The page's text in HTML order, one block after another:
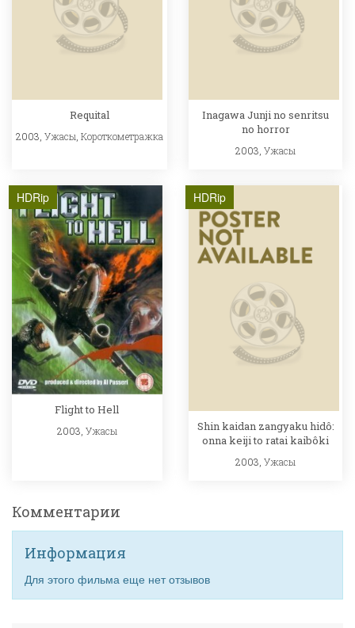
Requital
2003, Ужасы Короткометражка
Inagawa Junji no senritsu
no horror
2003,Ужасы
HDRip
Flight to Hell
2003, Ужасы
HDRip
Shin kaidan zangyaku hidô:
onna keiji to ratai kaibôki
2003,Ужасы
Комментарии
Информация
Для этого фильма еще нет отзывов